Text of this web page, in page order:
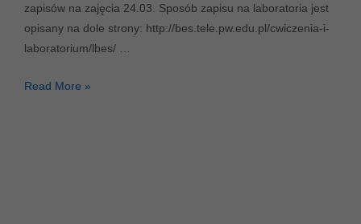
zapisów na zajęcia 24.03. Sposób zapisu na laboratoria jest
opisany na dole strony: http://bes.tele.pw.edu.pl/cwiczenia-i-
laboratorium/lbes/ …
Zajęcia
Read More »